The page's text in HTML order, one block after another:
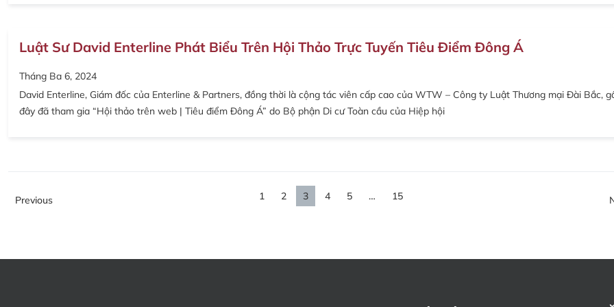
Luật Sư David Enterline Phát Biểu Trên Hội Thảo Trực Tuyến Tiêu Điểm Đông Á
Tháng Ba 6, 2024
David Enterline, Giám đốc của Enterline & Partners, đồng thời là cộng tác viên cấp cao của WTW – Công ty Luật Thương mại Đài Bắc,
đây đã tham gia “Hội thảo trên web | Tiêu điểm Đông Á” do Bộ phận Di cư Toàn cầu của Hiệp hội
Previous 1 2 3 4 5 … 15